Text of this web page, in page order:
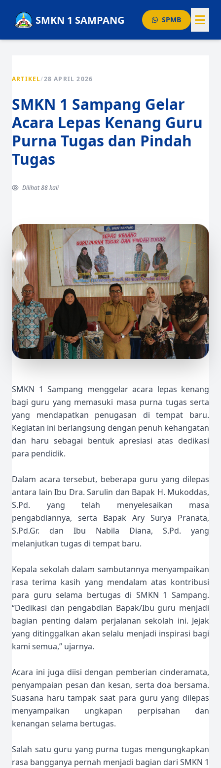
SMKN 1 SAMPANG SPMB
PENGUMUMAN
PRESTASI
ARTIKEL
Layanan Publik
ARTIKEL/28 APRIL 2026
SMKN 1 Sampang Gelar
Acara Lepas Kenang Guru
Purna Tugas dan Pindah
Tugas
Dilihat 88 kali
SMKN 1 Sampang menggelar acara lepas kenang
bagi guru yang memasuki masa purna tugas serta
yang mendapatkan penugasan di tempat baru.
Kegiatan ini berlangsung dengan penuh kehangatan
dan haru sebagai bentuk apresiasi atas dedikasi
para pendidik.
Dalam acara tersebut, beberapa guru yang dilepas
antara lain Ibu Dra. Sarulin dan Bapak H. Mukoddas,
S.Pd. yang telah menyelesaikan masa
pengabdiannya, serta Bapak Ary Surya Pranata,
S.Pd.Gr. dan Ibu Nabila Diana, S.Pd. yang
melanjutkan tugas di tempat baru.
Kepala sekolah dalam sambutannya menyampaikan
rasa terima kasih yang mendalam atas kontribusi
para guru selama bertugas di SMKN 1 Sampang.
“Dedikasi dan pengabdian Bapak/Ibu guru menjadi
bagian penting dalam perjalanan sekolah ini. Jejak
yang ditinggalkan akan selalu menjadi inspirasi bagi
kami semua,” ujarnya.
Acara ini juga diisi dengan pemberian cinderamata,
penyampaian pesan dan kesan, serta doa bersama.
Suasana haru tampak saat para guru yang dilepas
menyampaikan ungkapan perpisahan dan
kenangan selama bertugas.
Salah satu guru yang purna tugas mengungkapkan
rasa bangganya pernah menjadi bagian dari SMKN 1